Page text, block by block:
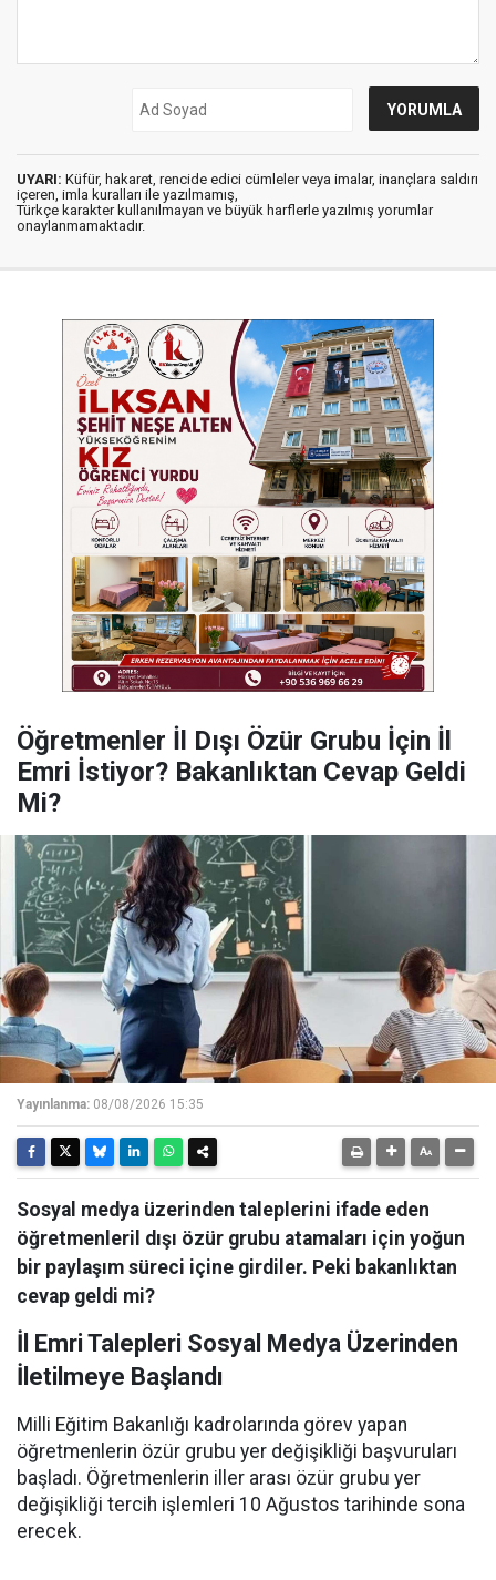
UYARI: Küfür, hakaret, rencide edici cümleler veya imalar, inançlara saldırı
içeren, imla kuralları ile yazılmamış,
Türkçe karakter kullanılmayan ve büyük harflerle yazılmış yorumlar
onaylanmamaktadır.
Öğretmenler İl Dışı Özür Grubu İçin İl
Emri İstiyor? Bakanlıktan Cevap Geldi
Mi?
Yayınlanma: 08/08/2026 15:35
Sosyal medya üzerinden taleplerini ifade eden
öğretmenleril dışı özür grubu atamaları için yoğun
bir paylaşım süreci içine girdiler. Peki bakanlıktan
cevap geldi mi?
İl Emri Talepleri Sosyal Medya Üzerinden
İletilmeye Başlandı
Milli Eğitim Bakanlığı kadrolarında görev yapan
öğretmenlerin özür grubu yer değişikliği başvuruları
başladı. Öğretmenlerin iller arası özür grubu yer
değişikliği tercih işlemleri 10 Ağustos tarihinde sona
erecek.